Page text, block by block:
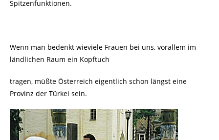
Spitzenfunktionen.
Wenn man bedenkt wieviele Frauen bei uns, vorallem im
ländlichen Raum ein Kopftuch
tragen, müßte Österreich eigentlich schon längst eine
Provinz der Türkei sein.